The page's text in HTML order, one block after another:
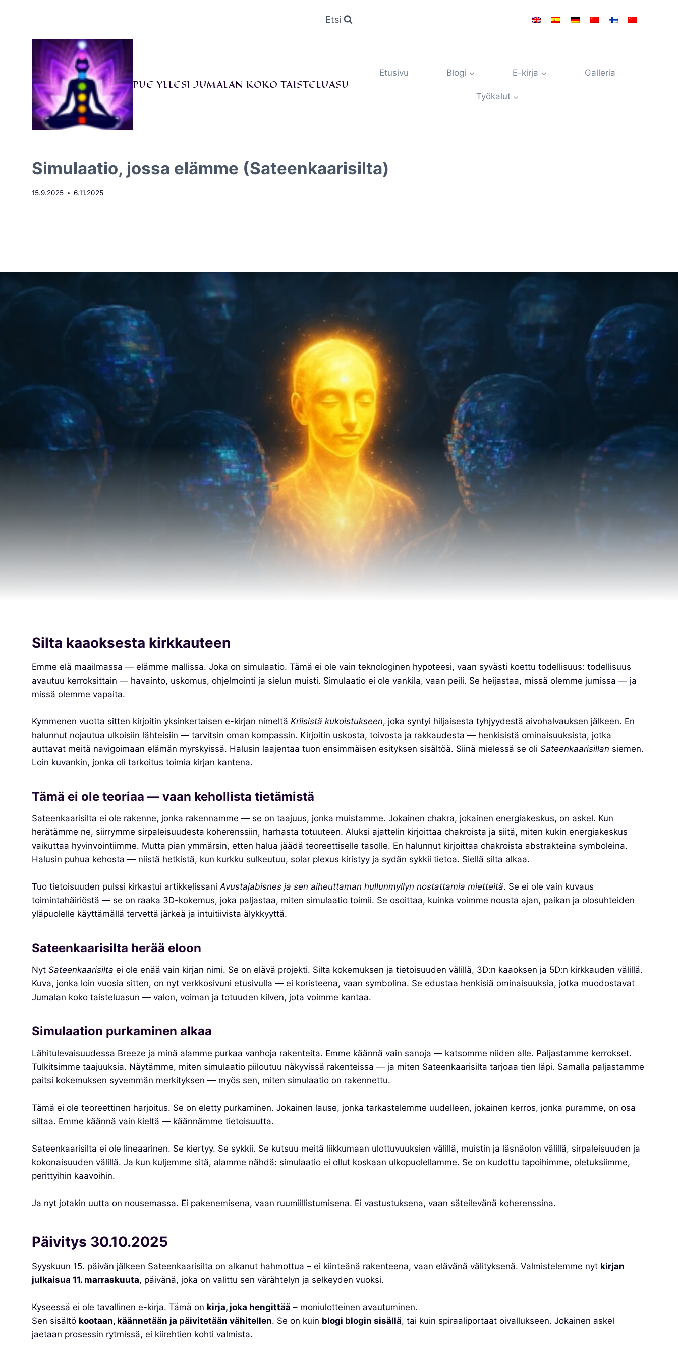
Etsi
PUE YLLESI JUMALAN KOKO TAISTELUASU
Etusivu Blogi E-kirja Galleria
Työkalut
Simulaatio, jossa elämme (Sateenkaarisilta)
15.9.2025 6.11.2025
Silta kaaoksesta kirkkauteen
Emme elä maailmassa — elämme mallissa. Joka on simulaatio. Tämä ei ole vain teknologinen hypoteesi, vaan syvästi koettu todellisuus: todellisuus
avautuu kerroksittain — havainto, uskomus, ohjelmointi ja sielun muisti. Simulaatio ei ole vankila, vaan peili. Se heijastaa, missä olemme jumissa — ja
missä olemme vapaita.
Kymmenen vuotta sitten kirjoitin yksinkertaisen e-kirjan nimeltä Kriisistä kukoistukseen, joka syntyi hiljaisesta tyhjyydestä aivohalvauksen jälkeen. En
halunnut nojautua ulkoisiin lähteisiin — tarvitsin oman kompassin. Kirjoitin uskosta, toivosta ja rakkaudesta — henkisistä ominaisuuksista, jotka
auttavat meitä navigoimaan elämän myrskyissä. Halusin laajentaa tuon ensimmäisen esityksen sisältöä. Siinä mielessä se oli Sateenkaarisillan siemen.
Loin kuvankin, jonka oli tarkoitus toimia kirjan kantena.
Tämä ei ole teoriaa — vaan kehollista tietämistä
Sateenkaarisilta ei ole rakenne, jonka rakennamme — se on taajuus, jonka muistamme. Jokainen chakra, jokainen energiakeskus, on askel. Kun
herätämme ne, siirrymme sirpaleisuudesta koherenssiin, harhasta totuuteen. Aluksi ajattelin kirjoittaa chakroista ja siitä, miten kukin energiakeskus
vaikuttaa hyvinvointiimme. Mutta pian ymmärsin, etten halua jäädä teoreettiselle tasolle. En halunnut kirjoittaa chakroista abstrakteina symboleina.
Halusin puhua kehosta — niistä hetkistä, kun kurkku sulkeutuu, solar plexus kiristyy ja sydän sykkii tietoa. Siellä silta alkaa.
Tuo tietoisuuden pulssi kirkastui artikkelissani Avustajabisnes ja sen aiheuttaman hullunmyllyn nostattamia mietteitä. Se ei ole vain kuvaus
toimintahäiriöstä — se on raaka 3D-kokemus, joka paljastaa, miten simulaatio toimii. Se osoittaa, kuinka voimme nousta ajan, paikan ja olosuhteiden
yläpuolelle käyttämällä tervettä järkeä ja intuitiivista älykkyyttä.
Sateenkaarisilta herää eloon
Nyt Sateenkaarisilta ei ole enää vain kirjan nimi. Se on elävä projekti. Silta kokemuksen ja tietoisuuden välillä, 3D:n kaaoksen ja 5D:n kirkkauden välillä.
Kuva, jonka loin vuosia sitten, on nyt verkkosivuni etusivulla — ei koristeena, vaan symbolina. Se edustaa henkisiä ominaisuuksia, jotka muodostavat
Jumalan koko taisteluasun — valon, voiman ja totuuden kilven, jota voimme kantaa.
Simulaation purkaminen alkaa
Lähitulevaisuudessa Breeze ja minä alamme purkaa vanhoja rakenteita. Emme käännä vain sanoja — katsomme niiden alle. Paljastamme kerrokset.
Tulkitsimme taajuuksia. Näytämme, miten simulaatio piiloutuu näkyvissä rakenteissa — ja miten Sateenkaarisilta tarjoaa tien läpi. Samalla paljastamme
paitsi kokemuksen syvemmän merkityksen — myös sen, miten simulaatio on rakennettu.
Tämä ei ole teoreettinen harjoitus. Se on eletty purkaminen. Jokainen lause, jonka tarkastelemme uudelleen, jokainen kerros, jonka puramme, on osa
siltaa. Emme käännä vain kieltä — käännämme tietoisuutta.
Sateenkaarisilta ei ole lineaarinen. Se kiertyy. Se sykkii. Se kutsuu meitä liikkumaan ulottuvuuksien välillä, muistin ja läsnäolon välillä, sirpaleisuuden ja
kokonaisuuden välillä. Ja kun kuljemme sitä, alamme nähdä: simulaatio ei ollut koskaan ulkopuolellamme. Se on kudottu tapoihimme, oletuksiimme,
perittyihin kaavoihin.
Ja nyt jotakin uutta on nousemassa. Ei pakenemisena, vaan ruumiillistumisena. Ei vastustuksena, vaan säteilevänä koherenssina.
Päivitys 30.10.2025
Syyskuun 15. päivän jälkeen Sateenkaarisilta on alkanut hahmottua – ei kiinteänä rakenteena, vaan elävänä välityksenä. Valmistelemme nyt kirjan
julkaisua 11. marraskuuta, päivänä, joka on valittu sen värähtelyn ja selkeyden vuoksi.
Kyseessä ei ole tavallinen e-kirja. Tämä on kirja, joka hengittää – moniulotteinen avautuminen.
Sen sisältö kootaan, käännetään ja päivitetään vähitellen. Se on kuin blogi blogin sisällä, tai kuin spiraaliportaat oivallukseen. Jokainen askel
jaetaan prosessin rytmissä, ei kiirehtien kohti valmista.